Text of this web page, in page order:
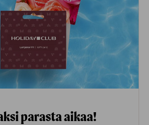
parasta aikaa!